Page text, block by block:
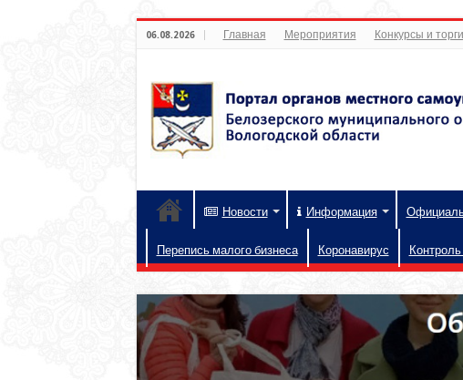
06.08.2026 Главная Мероприятия Конкурсы и торги
Новости Информация
Перепись малого бизнеса Коронавирус